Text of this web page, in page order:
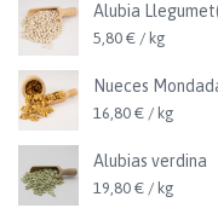
Alubia
5,80 € / kg
Nueces
16,80 € / kg
Alubias verdina
19,80 € / kg